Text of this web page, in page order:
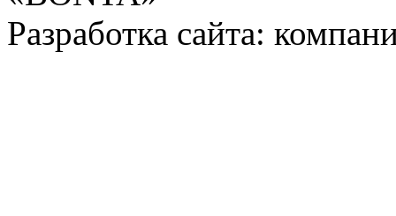
Разработка сайта: